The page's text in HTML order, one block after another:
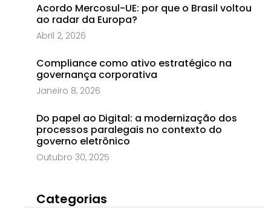
Acordo Mercosul-UE: por que o Brasil voltou
ao radar da Europa?
Abril 2, 2026
Compliance como ativo estratégico na
governança corporativa
Janeiro 8, 2026
Do papel ao Digital: a modernização dos
processos paralegais no contexto do
governo eletrônico
Outubro 30, 2025
Categorias